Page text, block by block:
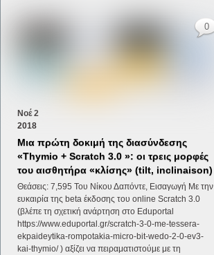
Νοέ 2
2018
Μια πρώτη δοκιμή της διασύνδεσης
«Thymio + Scratch 3.0 »: οι τρεις μορφές
του αισθητήρα «κλίσης» (tilt, inclinaison)
Θεάσεις: 7,595 Του Νίκου Δαπόντε, Εισαγωγή Με την
ευκαιρία της beta έκδοσης του online Scratch 3.0
(βλέπε τη σχετική ανάρτηση στο Eduportal
https://www.eduportal.gr/scratch-3-0-me-tessera-
ekpaideytika-rompotakia-micro-bit-wedo-2-0-ev3-
kai-thymio/ ) αξίζει να πειραματιστούμε με τη
0